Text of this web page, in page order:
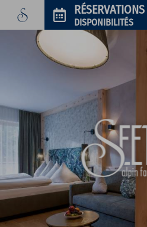
RÉSERVATIONS
DISPONIBILITÉS